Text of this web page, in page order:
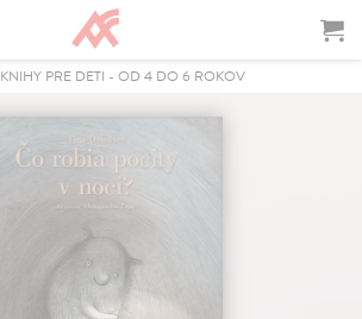
KNIHY PRE DETI - OD 4 DO 6 ROKOV